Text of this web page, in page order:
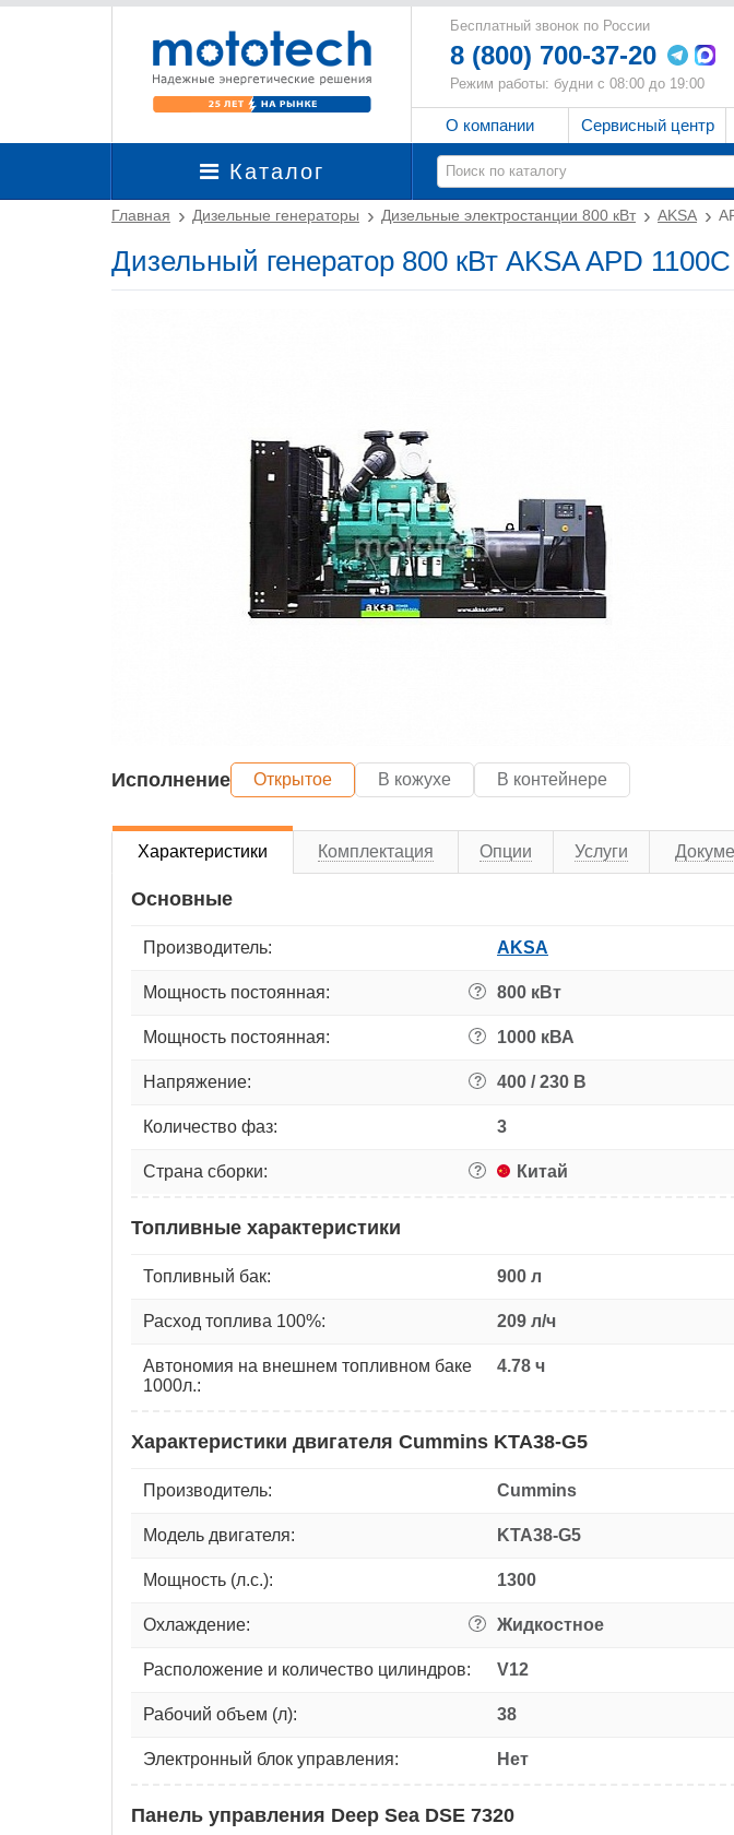
Бесплатный звонок по России
8 (800) 700-37-20
Режим работы: будни с 08:00 до 19:00
О компании Сервисный центр
Каталог
Главная Дизельные генераторы Дизельные электростанции 800 кВт AKSA
Дизельный генератор 800 кВт AKSA APD 1100C
Исполнение Открытое В кожухе В контейнере
Характеристики Комплектация Опции Услуги
Основные
Производитель: AKSA
Мощность постоянная: ? 800 кВт
Мощность постоянная: ? 1000 кВА
Напряжение: ? 400 / 230 В
Количество фаз: 3
Страна сборки: ? Китай
Топливные характеристики
Топливный бак: 900 л
Расход топлива 100%: 209 л/ч
Автономия на внешнем топливном баке
1000л.:
4.78 ч
Характеристики двигателя Cummins KTA38-G5
Производитель: Cummins
Модель двигателя: KTA38-G5
Мощность (л.с.): 1300
Охлаждение: ? Жидкостное
Расположение и количество цилиндров: V12
Рабочий объем (л): 38
Электронный блок управления: Нет
Панель управления Deep Sea DSE 7320